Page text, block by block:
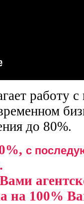
работу с
до 80%.
с
на 100%